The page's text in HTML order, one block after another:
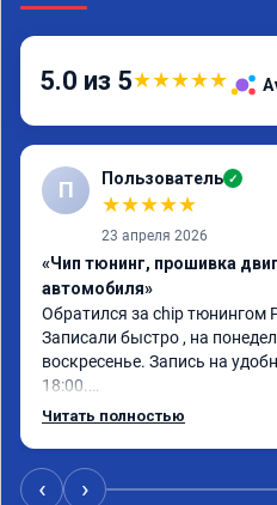
5.0 из 5★★★★★
П Пользователь ✓
★★★★★
23 апреля 2026
«Чип тюнинг, прошивка
автомобиля»
Обратился за chip тюнингом
Записали быстро , на
воскресенье. Запись на
18:00.
Работу выполнили за 30
Читать полностью
‹ ›